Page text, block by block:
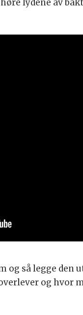
lydene av
og så legge
og hvor